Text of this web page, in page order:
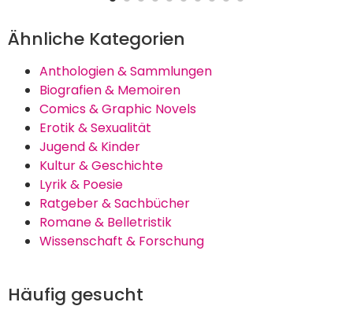
Ähnliche Kategorien
Anthologien & Sammlungen
Biografien & Memoiren
Comics & Graphic Novels
Erotik & Sexualität
Jugend & Kinder
Kultur & Geschichte
Lyrik & Poesie
Ratgeber & Sachbücher
Romane & Belletristik
Wissenschaft & Forschung
Häufig gesucht